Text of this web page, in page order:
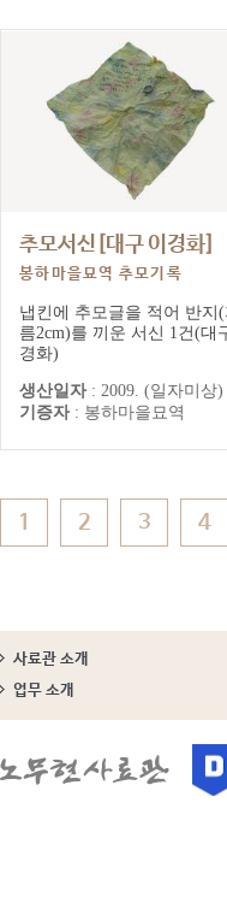
추모서신[대구 이경화]
봉하마을묘역 추모기록
냅킨에 추모글을 적어 반지(
름2cm)를 끼운 서신 1건(대
경화)
생산일자 : 2009. (일자미상)
기증자 : 봉하마을묘역
1 2 3 4
사료관 소개
업무 소개